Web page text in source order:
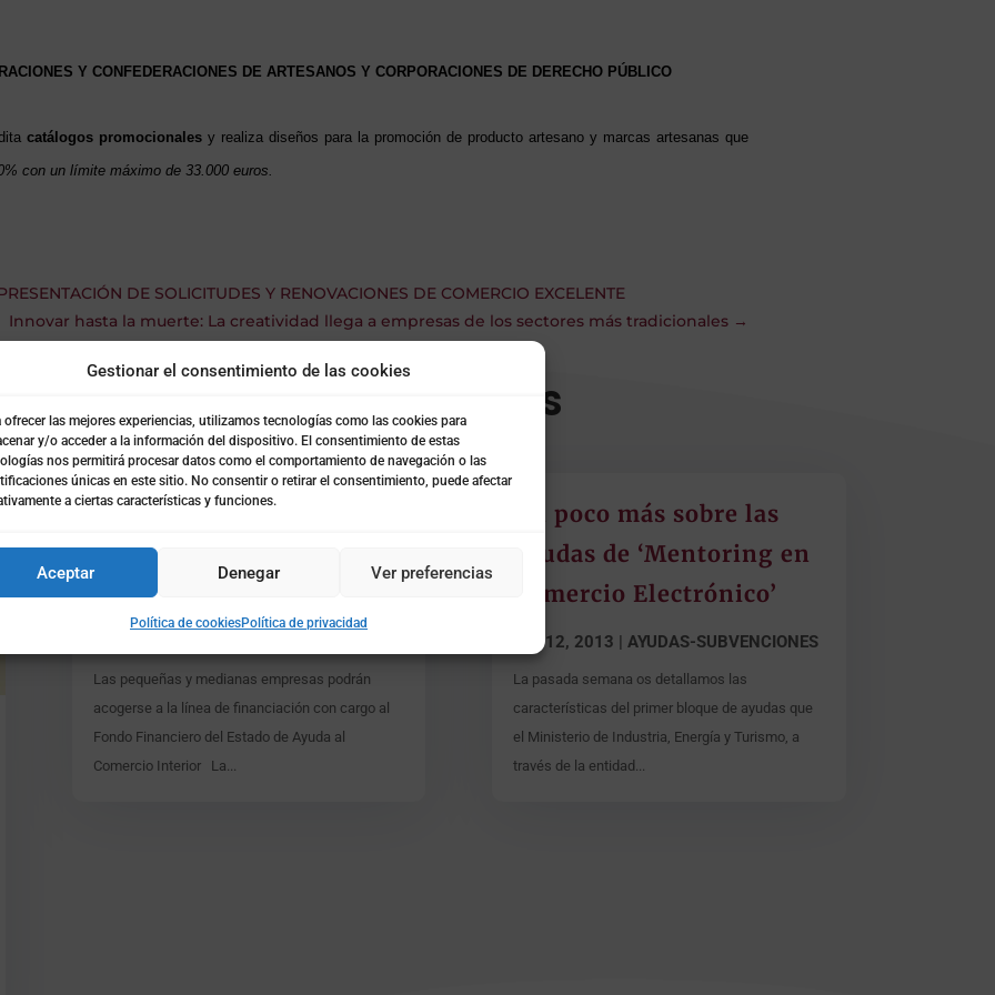
Gestionar el consentimiento de las cookies
ofrecer las mejores experiencias, utilizamos tecnologías como las cookies para
y/o acceder a la información del dispositivo. El consentimiento de estas
nos permitirá procesar datos como el comportamiento de navegación o las
únicas en este sitio. No consentir o retirar el consentimiento, puede afectar
a ciertas características y funciones.
Aceptar Denegar Ver preferencias
Política de cookiesPolítica de privacidad
Y CONFEDERACIONES DE ARTESANOS Y CORPORACIONES DE DERECHO PÚBLICO
catálogos promocionales y realiza diseños para la promoción de producto artesano y marcas artesanas que
con un límite máximo de 33.000 euros.
DE SOLICITUDES Y RENOVACIONES DE COMERCIO EXCELENTE
Innovar hasta la muerte: La creatividad llega a empresas de los sectores más tradicionales →
relacionadas
Convocatoria Fondo de
Ayuda al Comercio
Interior
Las pequeñas y medianas empresas podrán
acogerse a la línea de financiación con cargo al
Fondo Financiero del Estado de Ayuda al
Comercio Interior La...
Un poco más sobre las
ayudas de ‘Mentoring en
Comercio Electrónico’
Sep 12, 2013 | AYUDAS-SUBVENCIONES
La pasada semana os detallamos las
características del primer bloque de ayudas que
el Ministerio de Industria, Energía y Turismo, a
través de la entidad...